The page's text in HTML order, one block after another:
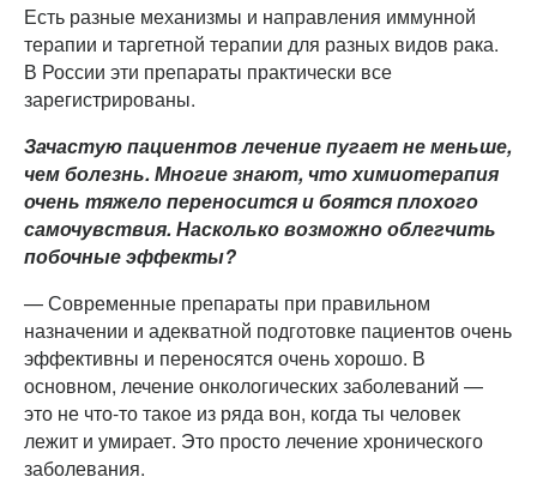
Есть разные механизмы и направления иммунной
терапии и таргетной терапии для разных видов рака.
В России эти препараты практически все
зарегистрированы.
Зачастую пациентов лечение пугает не меньше,
чем болезнь. Многие знают, что химиотерапия
очень тяжело переносится и боятся плохого
самочувствия. Насколько возможно облегчить
побочные эффекты?
— Современные препараты при правильном
назначении и адекватной подготовке пациентов очень
эффективны и переносятся очень хорошо. В
основном, лечение онкологических заболеваний —
это не что-то такое из ряда вон, когда ты человек
лежит и умирает. Это просто лечение хронического
заболевания.